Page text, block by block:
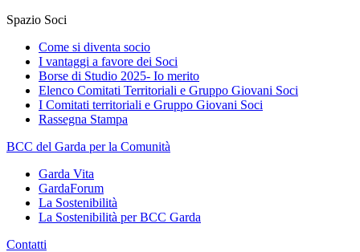
Spazio Soci
Come si diventa socio
I vantaggi a favore dei Soci
Borse di Studio 2025- Io merito
Elenco Comitati Territoriali e Gruppo Giovani Soci
I Comitati territoriali e Gruppo Giovani Soci
Rassegna Stampa
BCC del Garda per la Comunità
Garda Vita
GardaForum
La Sostenibilità
La Sostenibilità per BCC Garda
Contatti